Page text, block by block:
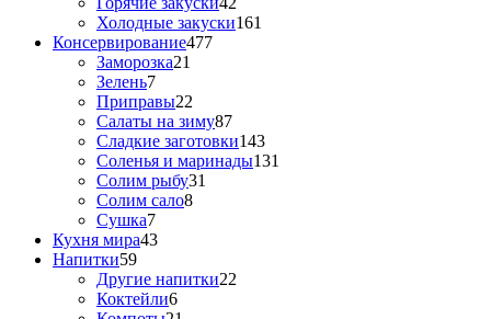
Холодные закуски161
Консервирование477
Заморозка21
Зелень7
Приправы22
Салаты на зиму87
Сладкие заготовки143
Соленья и маринады131
Солим рыбу31
Солим сало8
Сушка7
Кухня мира43
Напитки59
Другие напитки22
Коктейли6